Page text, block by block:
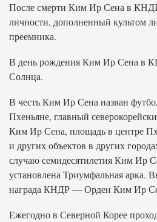
После смерти Ким Ир Сена в КНДР
личности, дополненный культом
преемника.
В день рождения Ким Ир Сена в
Солнца.
В честь Ким Ир Сена назван
Пхеньяне, главный
Ким Ир Сена, площадь в центре
и других объектов в других
случаю семидесятилетия Ким Ир
установлена Триумфальная арка.
награда КНДР — Орден Ким Ир
Ежегодно в Северной Корее